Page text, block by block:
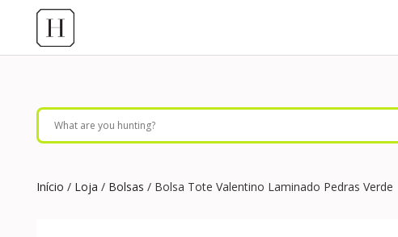
Início / Loja / Bolsas / Bolsa Tote Valentino Laminado Pedras Verde